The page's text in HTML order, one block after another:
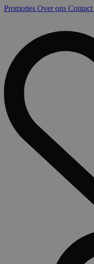
Promoties Over ons Contact